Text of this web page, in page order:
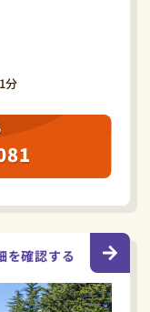
分
を確認する